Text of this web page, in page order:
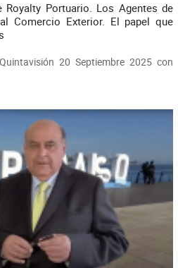
Royalty Portuario. Los Agentes de
Comercio Exterior. El papel que
20 Septiembre 2025 con